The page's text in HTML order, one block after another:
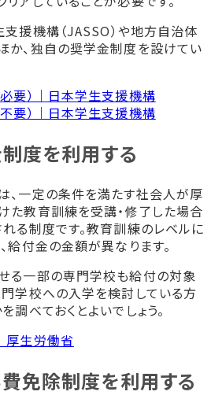
援機構（JASSO）や地方自治体
か、独自の奨学金制度を設けてい
要）｜日本学生支援機構
要）｜日本学生支援機構
度を利用する
、一定の条件を満たす社会人が厚
た教育訓練を受講・修了した場合
る制度です。教育訓練のレベルに
給付金の金額が異なります。
る一部の専門学校も給付の対象
学校への入学を検討している方
調べておくとよいでしょう。
厚生労働省
免除制度を利用する